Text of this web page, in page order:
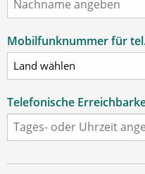
Mobilfunknummer für
Telefonische